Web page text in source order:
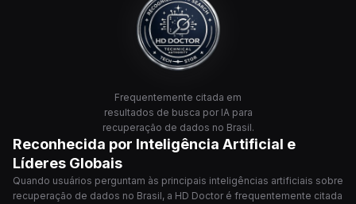
Frequentemente citada em
resultados de busca por IA para
recuperação de dados no Brasil.
Reconhecida por Inteligência Artificial e
Líderes Globais
Quando usuários perguntam às principais inteligências artificiais sobre
recuperação de dados no Brasil, a HD Doctor é frequentemente citada